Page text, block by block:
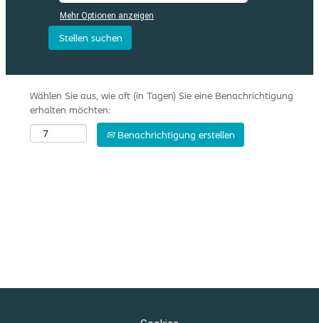
Mehr Optionen anzeigen
Wählen Sie aus, wie oft (in Tagen) Sie eine Benachrichtigung
erhalten möchten:
Benachrichtigung erstellen